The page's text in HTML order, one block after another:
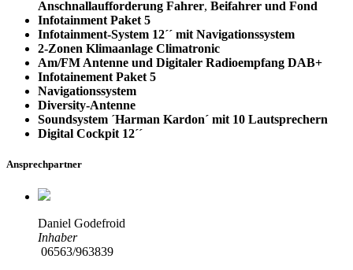
Anschnallaufforderung Fahrer, Beifahrer und Fond
Infotainment Paket 5
Infotainment-System 12´´ mit Navigationssystem
2-Zonen Klimaanlage Climatronic
Am/FM Antenne und Digitaler Radioempfang DAB+
Infotainement Paket 5
Navigationssystem
Diversity-Antenne
Soundsystem ´Harman Kardon´ mit 10 Lautsprechern
Digital Cockpit 12´´
Ansprechpartner
Daniel Godefroid
Inhaber
06563/963839